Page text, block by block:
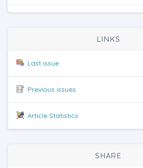
LINKS
Last issue
Previous issues
Article Statistics
SHARE